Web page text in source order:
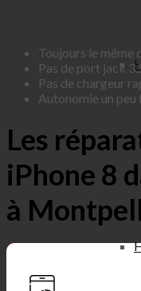
Toujours le même
Pas de port jack
Pas de chargeur
Autonomie un peu
Les
iPhone 8
à